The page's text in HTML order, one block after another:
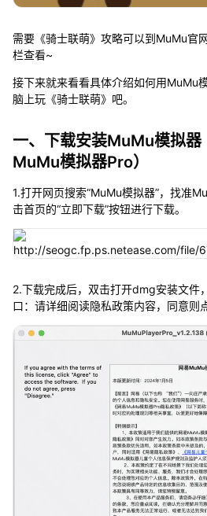
需要《骑士联萌》攻略可以到MuMu官
栏查看~
接下来就来看看具体介绍如何用MuMu
脑上玩《骑士联萌》吧。
一、下载安装MuMu模拟
MuMu模拟器Pro）
1.打开网页搜索“MuMu模拟器”，找准
击首页的“立即下载”按钮进行下载。
2.下载完成后，双击打开dmg安装文件
口：请详细阅读隐私政策内容，同意则